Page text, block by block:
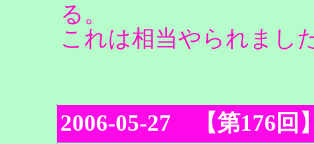
る。
これは相当やられまし
2006-05-27 【第176回